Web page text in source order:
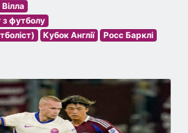
з футболу
Кубок Англії Росс Барклі